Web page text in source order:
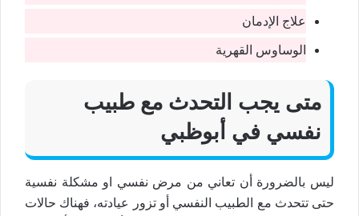
علاج الإدمان
الوساوس القهرية
متى يجب التحدث مع طبيب
نفسي في أبوظبي
ليس بالضرورة أن تعاني من مرض نفسي او مشكلة نفسية
حتى تتحدث مع الطبيب النفسي أو تزور عيادته، فهناك حالات